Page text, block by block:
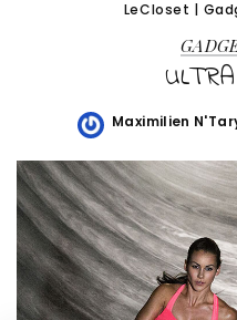
LeCloset |
Posted
Maximilien